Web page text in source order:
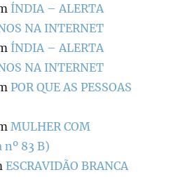
ÍNDIA – ALERTA
NA INTERNET
ÍNDIA – ALERTA
NA INTERNET
POR QUE AS PESSOAS
MULHER COM
nº 83 B)
ESCRAVIDÃO BRANCA